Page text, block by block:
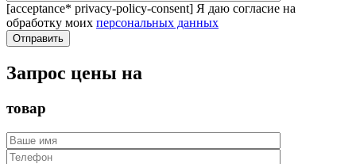
[acceptance* privacy-policy-consent] Я даю согласие на
обработку моих персональных данных
Запрос цены на
товар